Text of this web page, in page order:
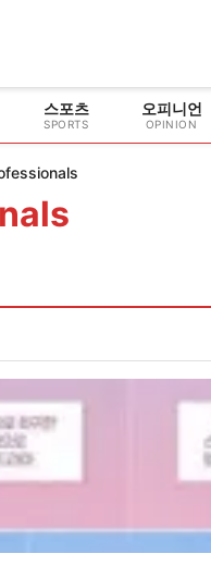
스포츠
SPORTS
오피니언
OPINION